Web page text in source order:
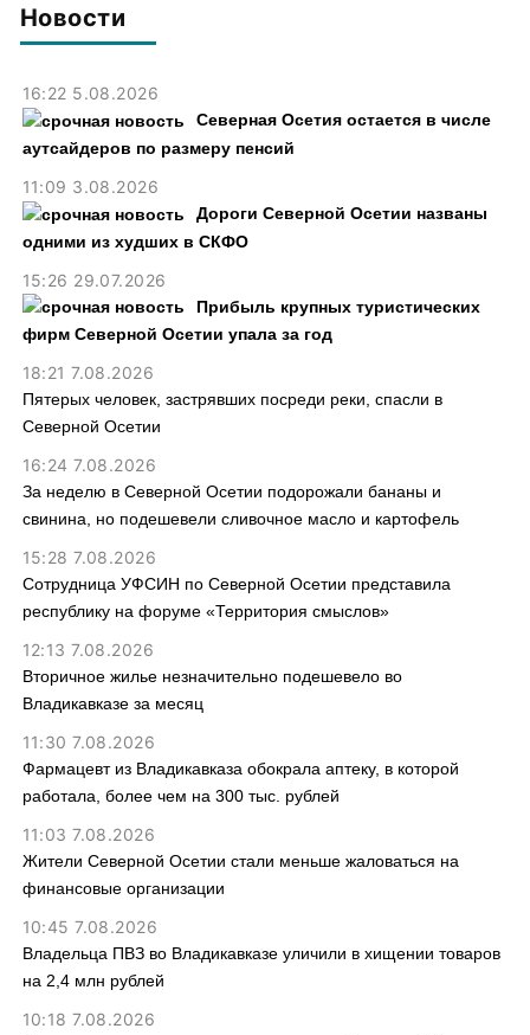
Новости
16:22 5.08.2026
Северная Осетия остается в числе
аутсайдеров по размеру пенсий
11:09 3.08.2026
Дороги Северной Осетии названы
одними из худших в СКФО
15:26 29.07.2026
Прибыль крупных туристических
фирм Северной Осетии упала за год
18:21 7.08.2026
Пятерых человек, застрявших посреди реки, спасли в
Северной Осетии
16:24 7.08.2026
За неделю в Северной Осетии подорожали бананы и
свинина, но подешевели сливочное масло и картофель
15:28 7.08.2026
Сотрудница УФСИН по Северной Осетии представила
республику на форуме «Территория смыслов»
12:13 7.08.2026
Вторичное жилье незначительно подешевело во
Владикавказе за месяц
11:30 7.08.2026
Фармацевт из Владикавказа обокрала аптеку, в которой
работала, более чем на 300 тыс. рублей
11:03 7.08.2026
Жители Северной Осетии стали меньше жаловаться на
финансовые организации
10:45 7.08.2026
Владельца ПВЗ во Владикавказе уличили в хищении товаров
на 2,4 млн рублей
10:18 7.08.2026